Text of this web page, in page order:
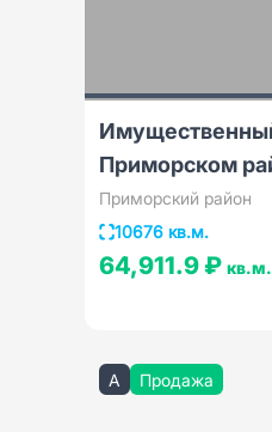
Приморском
Приморский район
10676 кв.м.
64,911.9 ₽ кв.м.
A Продажа